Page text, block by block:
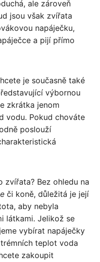
ale zároveň
jsou však zvířata
napáječku,
a pijí přímo
je současně také
výbornou
zkrátka jenom
vodu. Pokud chováte
poslouží
zvířata? Bez ohledu na
či koně, důležitá je její
aby nebyla
látkami. Jelikož se
vybírat napáječky
teplot voda
zakoupit